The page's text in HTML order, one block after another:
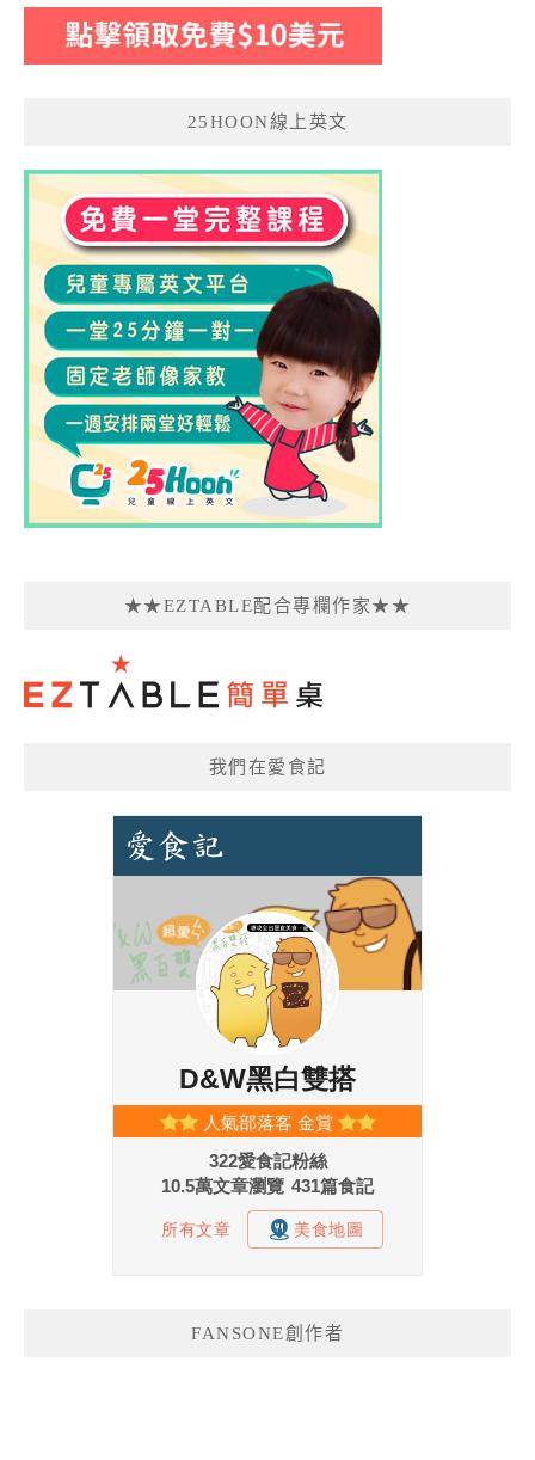
25HOON線上英文
★★EZTABLE配合專欄作家★★
我們在愛食記
FANSONE創作者